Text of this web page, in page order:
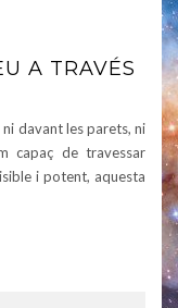
A TRAVÉS
davant les parets, ni
capaç de travessar
i potent, aquesta